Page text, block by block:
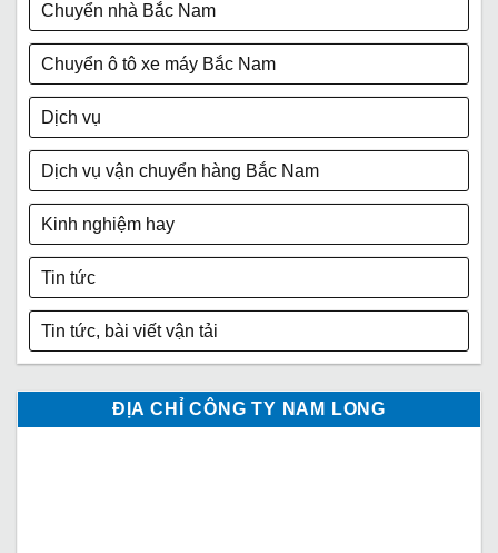
Chuyển nhà Bắc Nam
Chuyển ô tô xe máy Bắc Nam
Dịch vụ
Dịch vụ vận chuyển hàng Bắc Nam
Kinh nghiệm hay
Tin tức
Tin tức, bài viết vận tải
ĐỊA CHỈ CÔNG TY NAM LONG